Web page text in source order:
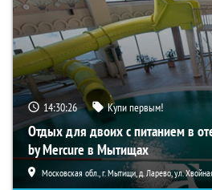
14:30:25 Купи первым!
Отдых для двоих с питанием в
by Mercure в Мытищах
Московская обл., г. Мытищи, д. Ларево, ул.